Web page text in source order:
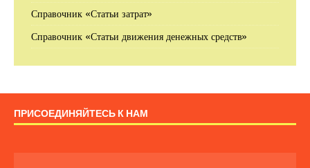
Справочник «Статьи затрат»
Справочник «Статьи движения денежных средств»
ПРИСОЕДИНЯЙТЕСЬ К НАМ